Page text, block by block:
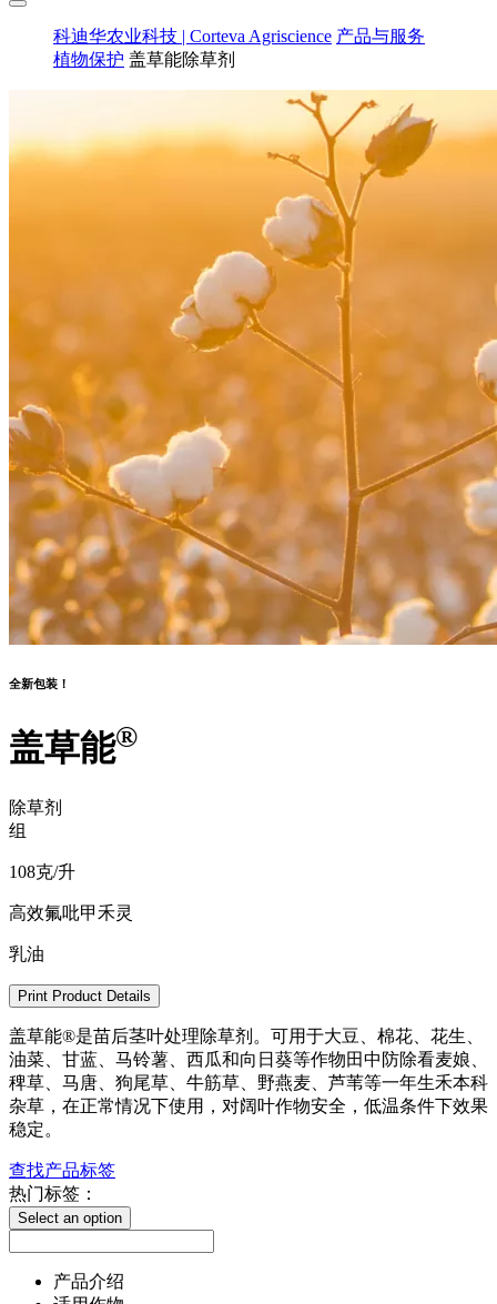
科迪华农业科技 | Corteva Agriscience 产品与服务
植物保护 盖草能除草剂
全新包装！
盖草能®
除草剂
组
108克/升
高效氟吡甲禾灵
乳油
Print Product Details
盖草能®是苗后茎叶处理除草剂。可用于大豆、棉花、花生、
油菜、甘蓝、马铃薯、西瓜和向日葵等作物田中防除看麦娘、
稗草、马唐、狗尾草、牛筋草、野燕麦、芦苇等一年生禾本科
杂草，在正常情况下使用，对阔叶作物安全，低温条件下效果
稳定。
查找产品标签
热门标签：
Select an option
产品介绍